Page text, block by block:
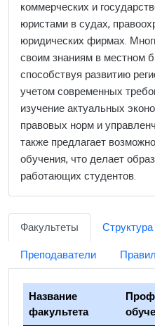
коммерческих и
юристами в судах,
юридических фирмах.
своим знаниям в местном
способствуя развитию
учетом современных
изучение актуальных
правовых норм и
также предлагает
обучения, что делает
работающих студентов.
Факультеты
Преподаватели
Название
факультета